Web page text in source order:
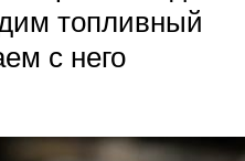
топливный
с него